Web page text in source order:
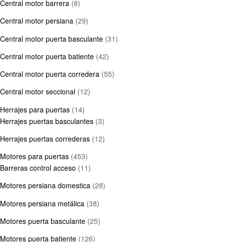
Central motor barrera (8)
Central motor persiana (29)
Central motor puerta basculante (31)
Central motor puerta batiente (42)
Central motor puerta corredera (55)
Central motor seccional (12)
Herrajes para puertas (14)
Herrajes puertas basculantes (3)
Herrajes puertas correderas (12)
Motores para puertas (453)
Barreras control acceso (11)
Motores persiana domestica (28)
Motores persiana metálica (38)
Motores puerta basculante (25)
Motores puerta batiente (126)